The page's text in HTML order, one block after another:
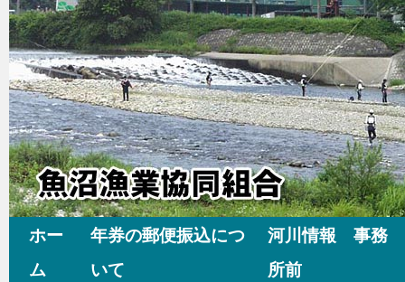
ホー
ム
年券の郵便振込につ
いて
河川情報 事務
所前